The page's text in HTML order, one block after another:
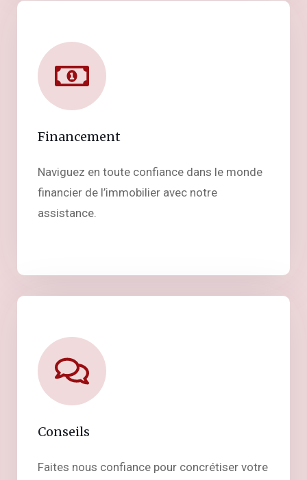
Financement
Naviguez en toute confiance dans le monde
financier de l’immobilier avec notre
assistance.
Conseils
Faites nous confiance pour concrétiser votre